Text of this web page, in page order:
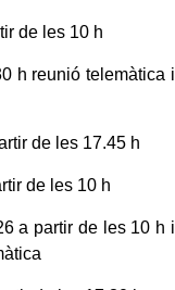
de les 10 h
h reunió telemàtica i
de les 17.45 h
de les 10 h
a partir de les 10 h i